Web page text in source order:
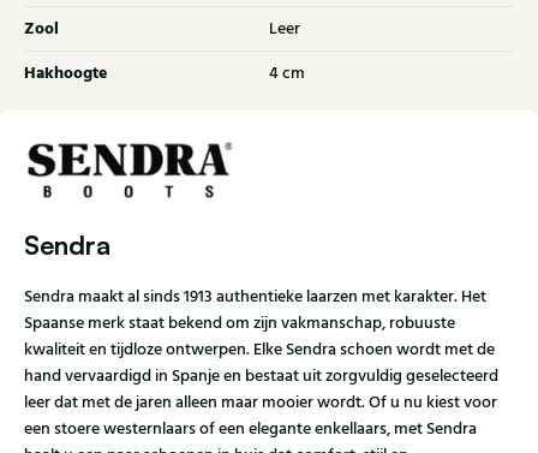
Zool Leer
Hakhoogte 4 cm
Sendra
Sendra maakt al sinds 1913 authentieke laarzen met karakter. Het
Spaanse merk staat bekend om zijn vakmanschap, robuuste
kwaliteit en tijdloze ontwerpen. Elke Sendra schoen wordt met de
hand vervaardigd in Spanje en bestaat uit zorgvuldig geselecteerd
leer dat met de jaren alleen maar mooier wordt. Of u nu kiest voor
een stoere westernlaars of een elegante enkellaars, met Sendra